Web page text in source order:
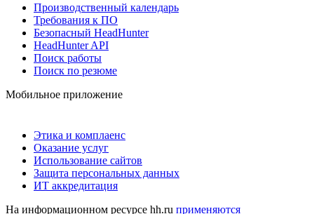
Производственный календарь
Требования к ПО
Безопасный HeadHunter
HeadHunter API
Поиск работы
Поиск по резюме
Мобильное приложение
Этика и комплаенс
Оказание услуг
Использование сайтов
Защита персональных данных
ИТ аккредитация
На информационном ресурсе hh.ru применяются